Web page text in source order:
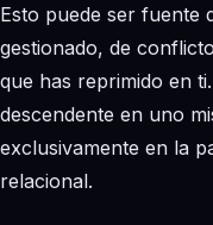
Esto puede ser fuente
gestionado, de
que has reprimido en
descendente en uno
exclusivamente en la
relacional.